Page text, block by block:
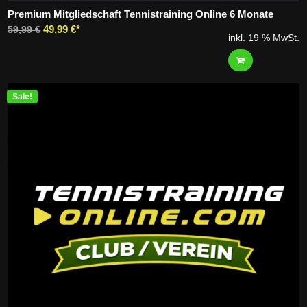
Premium Mitgliedschaft Tennistraining Online 6 Monate
59,99€ Ursprünglicher
49,99€ Aktueller
inkl. 19 % MwSt.
Sale!